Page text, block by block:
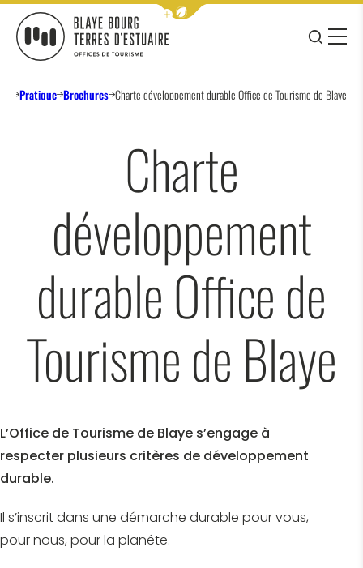
Afficher la barre de navigation
JE
MENU
Pratique Brochures Charte développement durable Office de Tourisme de Blaye
Charte
développement
durable Office de
Tourisme de Blaye
L’Office de Tourisme de Blaye s’engage à
respecter plusieurs critères de développement
durable.
Il s’inscrit dans une démarche durable pour vous,
pour nous, pour la planéte.